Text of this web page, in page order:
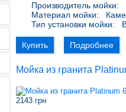
Производитель мойки:
Материал мойки:
Тип установки мойки:
Купить Подробнее
Мойка из гранита
2143 грн